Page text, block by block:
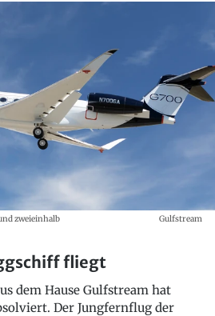
zweieinhalb
Gulfstream
fliegt
dem Hause Gulfstream hat
Der Jungfernflug der